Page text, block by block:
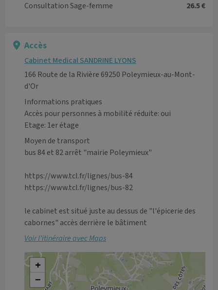
Consultation Sage-femme 26.5 €
Accès
Cabinet Medical SANDRINE LYONS
166 Route de la Rivière 69250 Poleymieux-au-Mont-
d'Or
Informations pratiques
Accès pour personnes à mobilité réduite: oui
Etage: 1er étage
Moyen de transport
bus 84 et 82 arrêt "mairie Poleymieux"
https://www.tcl.fr/lignes/bus-84
https://www.tcl.fr/lignes/bus-82
le cabinet est situé juste au dessus de "l'épicerie des
cabornes" accès derrière le bâtiment
Voir l’itinéraire avec Maps
+
−